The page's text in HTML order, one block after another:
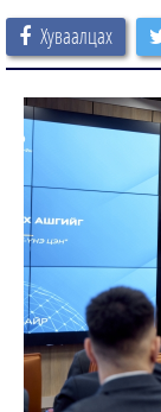
Хуваалцах